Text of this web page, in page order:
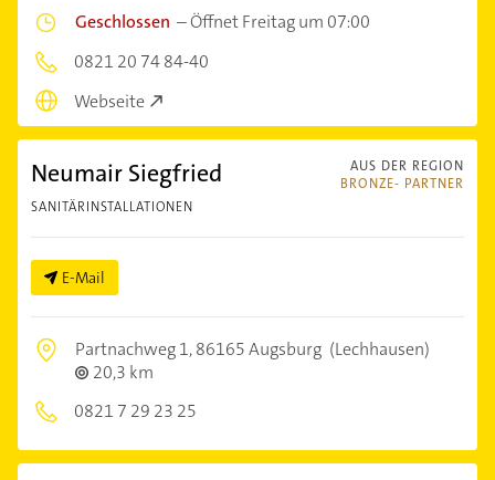
Geschlossen –Öffnet Freitag um 07:00
0821 20 74 84-40
Webseite
AUS DER REGION
BRONZE- PARTNER
Neumair Siegfried
SANITÄRINSTALLATIONEN
E-Mail
Partnachweg 1,86165 Augsburg (Lechhausen)
20,3 km
0821 7 29 23 25